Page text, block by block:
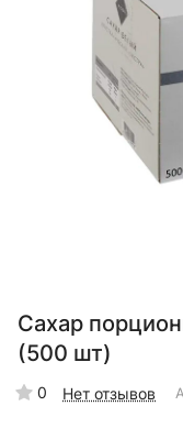
Сахар
(500 шт)
0 Нет отзывов